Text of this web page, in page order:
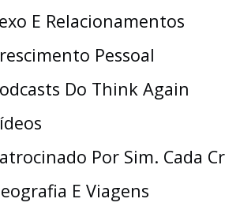
E Relacionamentos
Pessoal
Do Think Again
Por Sim. Cada
E Viagens